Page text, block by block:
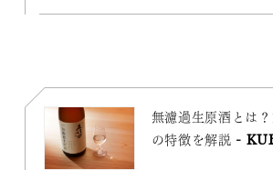
無濾過生原酒とは
の特徴を解説 -